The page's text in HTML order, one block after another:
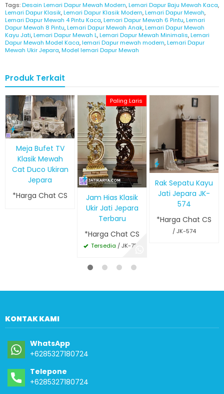
Tags:Desain Lemari Dapur Mewah Modern,Lemari Dapur Baju Mewah Kaca,
Lemari Dapur Klasik,Lemari Dapur Klasik Modern,Lemari Dapur Mewah,
Lemari Dapur Mewah 4 Pintu Kaca,Lemari Dapur Mewah 6 Pintu,Lemari
Dapur Mewah 8 Pintu,Lemari Dapur Mewah Anak,Lemari Dapur Mewah
Kayu Jati,Lemari Dapur Mewah L,Lemari Dapur Mewah Minimalis,Lemari
Dapur Mewah Model Kaca,lemari Dapur mewah modern,Lemari Dapur
Mewah Ukir Jepara,Model lemari Dapur Mewah
Produk Terkait
Meja Bufet TV
Klasik Mewah
Cat Duco Ukiran
Jepara
*Harga Chat CS
Paling Laris
Jam Hias Klasik
Ukir Jati Jepara
Terbaru
*Harga Chat CS
Tersedia / JK-757
Rak Sepatu Kayu
Jati Jepara JK-
574
*Harga Chat CS
/ JK-574
KONTAK KAMI
WhatsApp
+6285327180724
Telepone
+6285327180724